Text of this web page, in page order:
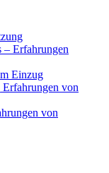
– Erfahrungen
Einzug
von
von